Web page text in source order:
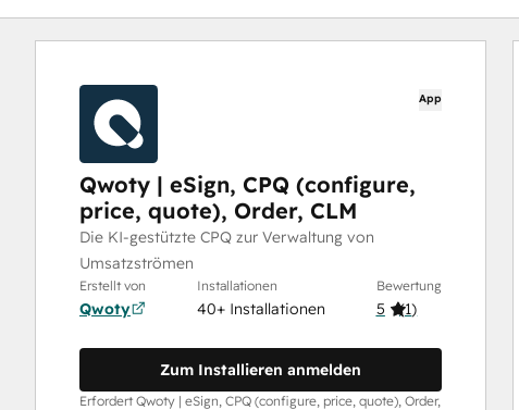
App
Qwoty | eSign, CPQ (configure,
price, quote), Order, CLM
Die KI-gestützte CPQ zur Verwaltung von
Umsatzströmen
Erstellt von
Qwoty
Installationen
40+ Installationen
Bewertung
5 (1)
Zum Installieren anmelden
Erfordert Qwoty | eSign, CPQ (configure, price, quote), Order,